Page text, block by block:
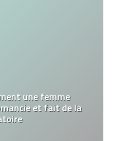
une femme
et fait de la